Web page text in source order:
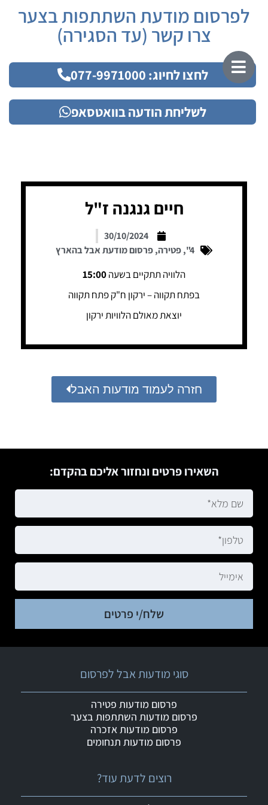
לפרסום מודעת השתתפות בצער
צרו קשר (עד הסגירה)
לחצו לחיוג: 077-9971000
לשליחת הודעה בוואטסאפ
חיים גנגנה ז"ל
30/10/2024
4"
,פטירה,פרסום מודעת אבל בהארץ
הלוויה תתקיים בשעה15:00
בפתח תקווה – ירקון ח"ק פתח תקווה
יוצאת מאולם הלוויות ירקון
חזרה לעמוד מודעות האבל
השאירו פרטים ונחזור אליכם בהקדם:
שלח/י פרטים
רוצים לדעת עוד?
סוגי מודעות אבל לפרסום
פרסום מודעות פטירה
פרסום מודעות השתתפות בצער
פרסום מודעות אזכרה
פרסום מודעות תנחומים